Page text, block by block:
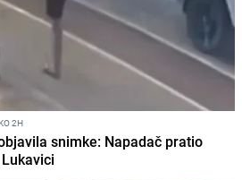
2H
snimke: Napadač pratio